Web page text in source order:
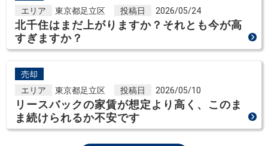
エリア
東京都足立区 投稿日 2026/05/24
北千住はまだ上がりますか？それとも今が高
すぎますか？
売却
エリア
東京都足立区 投稿日 2026/05/10
リースバックの家賃が想定より高く、このま
ま続けられるか不安です